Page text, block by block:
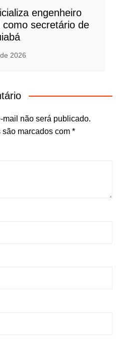
engenheiro
como secretário de
2026
mail não será publicado.
marcados com *